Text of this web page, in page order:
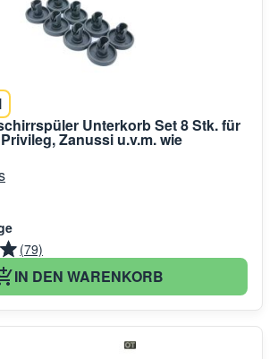
Unterkorb Set 8 Stk. für
Zanussi u.v.m. wie
(79)
IN DEN WARENKORB